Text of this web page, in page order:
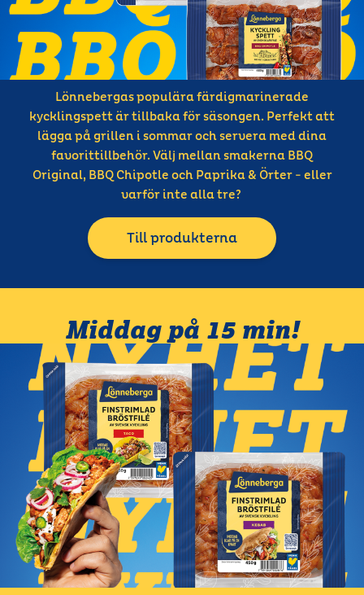
Lönnebergas populära färdigmarinerade
kycklingspett är tillbaka för säsongen. Perfekt att
lägga på grillen i sommar och servera med dina
favorittillbehör. Välj mellan smakerna BBQ
Original, BBQ Chipotle och Paprika & Örter - eller
varför inte alla tre?
Till produkterna
Middag på 15 min!